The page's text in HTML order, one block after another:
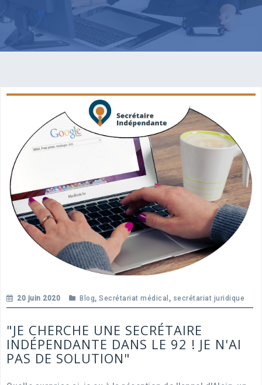
20 juin 2020 Blog, Secrétariat médical , secrétariat juridique
"JE CHERCHE UNE SECRÉTAIRE
INDÉPENDANTE DANS LE 92 ! JE N'AI
PAS DE SOLUTION"